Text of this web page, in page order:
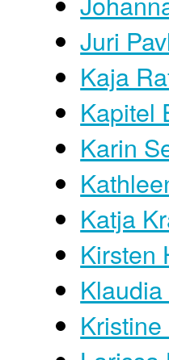
Juri
Kaja
Kapitel
Karin
Katja
Kirsten